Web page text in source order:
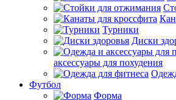
Турники
Диски
аксессуары для похудения
Футбол
Форма